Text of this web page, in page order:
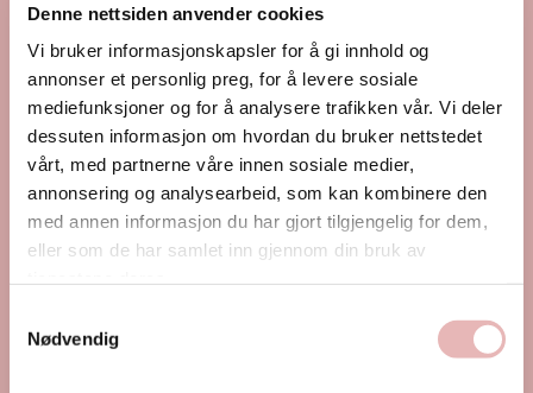
Denne nettsiden anvender cookies
Vi bruker informasjonskapsler for å gi innhold og
annonser et personlig preg, for å levere sosiale
mediefunksjoner og for å analysere trafikken vår. Vi deler
dessuten informasjon om hvordan du bruker nettstedet
vårt, med partnerne våre innen sosiale medier,
annonsering og analysearbeid, som kan kombinere den
med annen informasjon du har gjort tilgjengelig for dem,
eller som de har samlet inn gjennom din bruk av
Nødvendig
fantastiske virksomheter!
Alt samlet på ett sted. Én by. Én app.
Last ned appen her